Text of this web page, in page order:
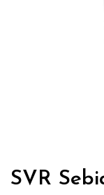
SVR